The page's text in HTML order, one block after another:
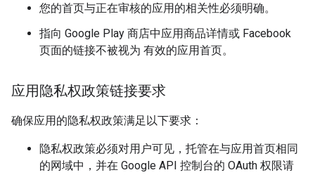
您的首页与正在审核的应用的相关性必须明确。
指向 Google Play 商店中应用商品详情或 Facebook
页面的链接不被视为 有效的应用首页。
应用隐私权政策链接要求
确保应用的隐私权政策满足以下要求：
隐私权政策必须对用户可见，托管在与应用首页相同
的网域中，并在 Google API 控制台的 OAuth 权限请